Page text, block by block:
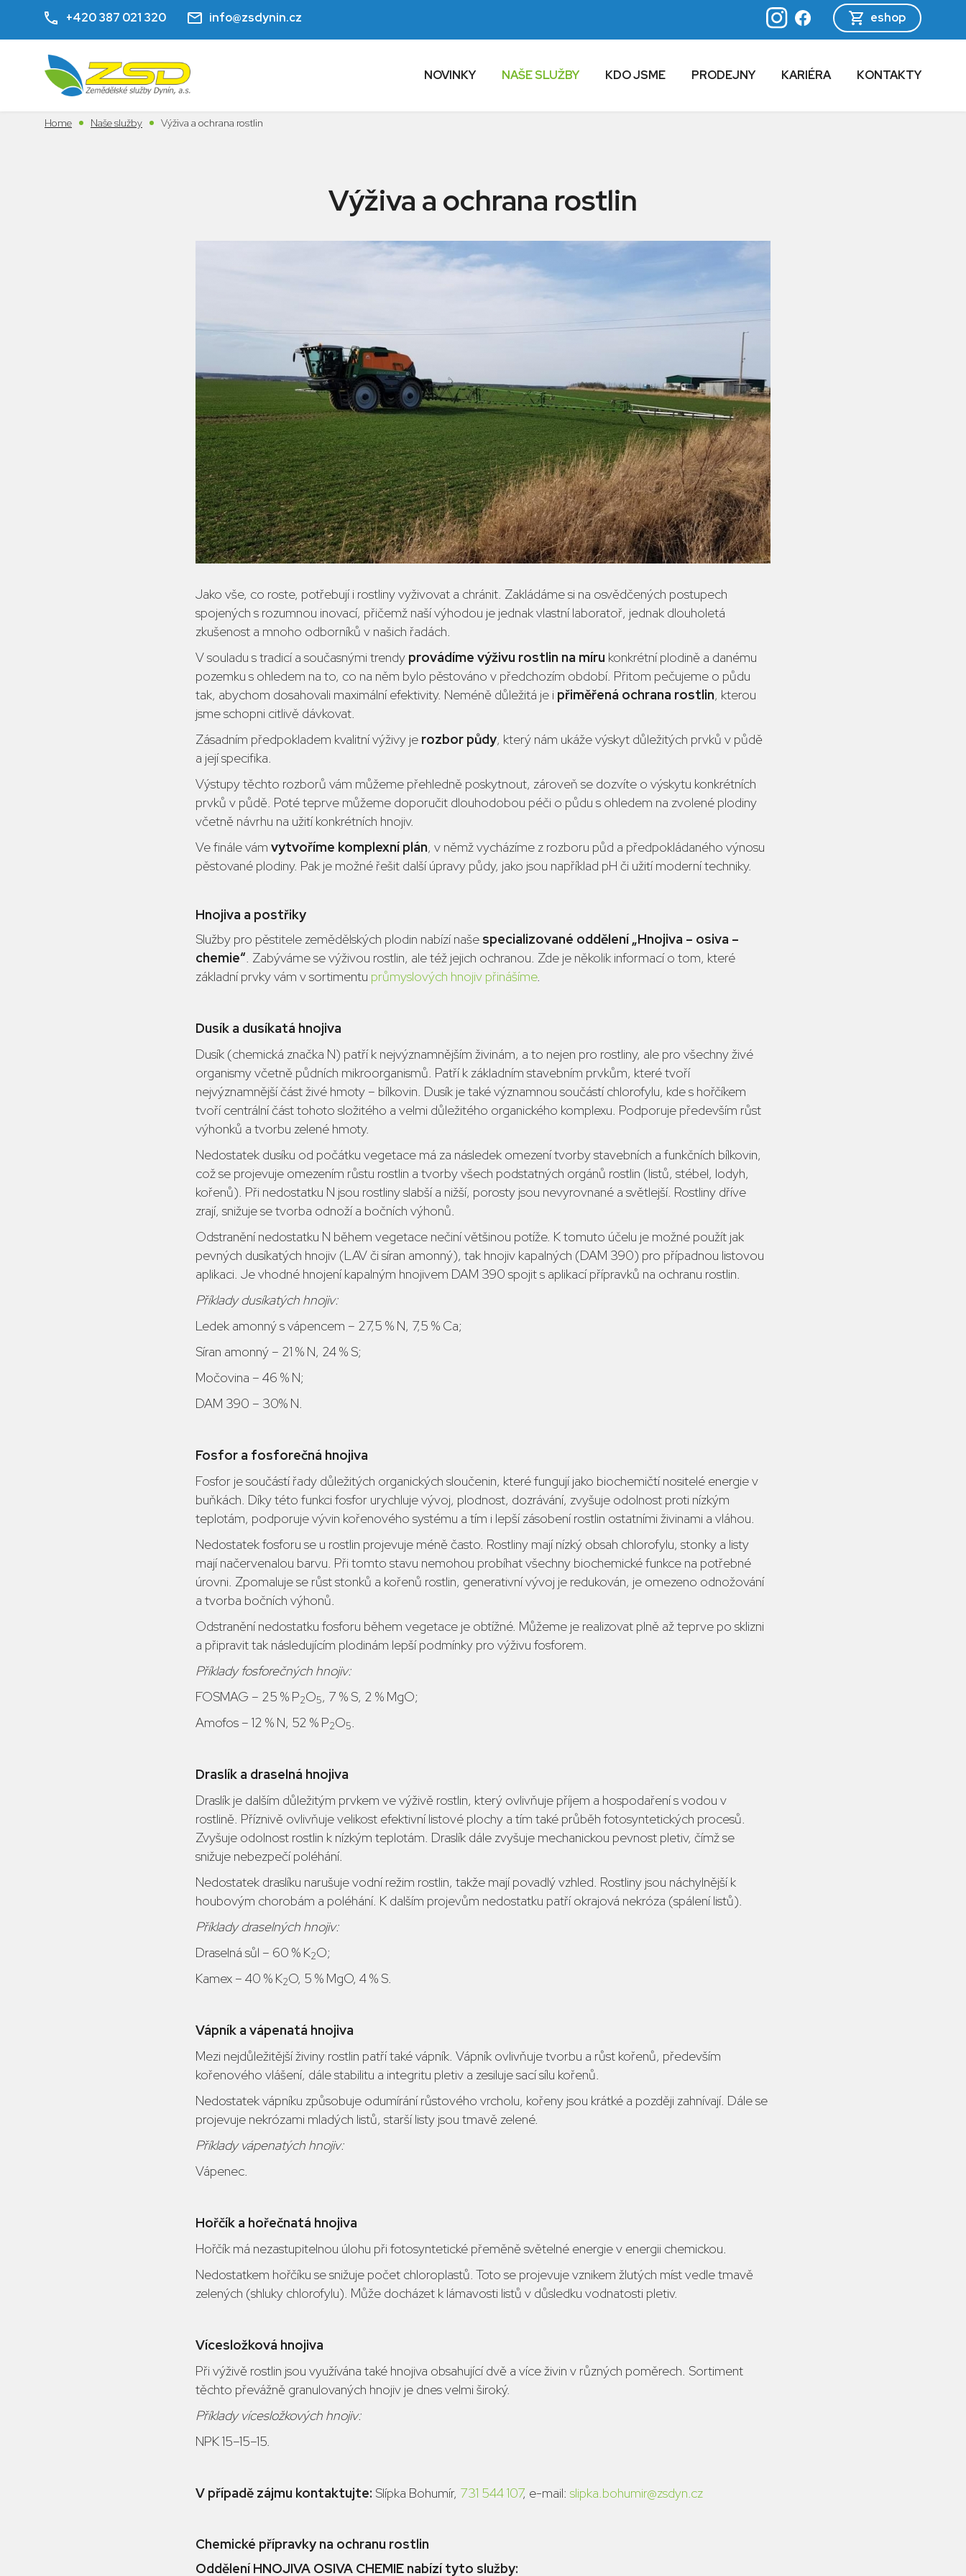
+420 387 021 320 info@zsdynin.cz eshop
NOVINKY NAŠE SLUŽBY KDO JSME PRODEJNY KARIÉRA KONTAKTY
Home Naše služby Výživa a ochrana rostlin
Výživa a ochrana rostlin
Jako vše, co roste, potřebují i rostliny vyživovat a chránit. Zakládáme si na osvědčených postupech
spojených s rozumnou inovací, přičemž naší výhodou je jednak vlastní laboratoř, jednak dlouholetá
zkušenost a mnoho odborníků v našich řadách.
V souladu s tradicí a současnými trendy provádíme výživu rostlin na míru konkrétní plodině a danému
pozemku s ohledem na to, co na něm bylo pěstováno v předchozím období. Přitom pečujeme o půdu
tak, abychom dosahovali maximální efektivity. Neméně důležitá je i přiměřená ochrana rostlin, kterou
jsme schopni citlivě dávkovat.
Zásadním předpokladem kvalitní výživy je rozbor půdy, který nám ukáže výskyt důležitých prvků v půdě
a její specifika.
Výstupy těchto rozborů vám můžeme přehledně poskytnout, zároveň se dozvíte o výskytu konkrétních
prvků v půdě. Poté teprve můžeme doporučit dlouhodobou péči o půdu s ohledem na zvolené plodiny
včetně návrhu na užití konkrétních hnojiv.
Ve finále vám vytvoříme komplexní plán, v němž vycházíme z rozboru půd a předpokládaného výnosu
pěstované plodiny. Pak je možné řešit další úpravy půdy, jako jsou například pH či užití moderní techniky.
Hnojiva a postřiky
Služby pro pěstitele zemědělských plodin nabízí naše specializované oddělení „Hnojiva – osiva –
chemie“. Zabýváme se výživou rostlin, ale též jejich ochranou. Zde je několik informací o tom, které
základní prvky vám v sortimentu průmyslových hnojiv přinášíme.
Dusík a dusíkatá hnojiva
Dusík (chemická značka N) patří k nejvýznamnějším živinám, a to nejen pro rostliny, ale pro všechny živé
organismy včetně půdních mikroorganismů. Patří k základním stavebním prvkům, které tvoří
nejvýznamnější část živé hmoty – bílkovin. Dusík je také významnou součástí chlorofylu, kde s hořčíkem
tvoří centrální část tohoto složitého a velmi důležitého organického komplexu. Podporuje především růst
výhonků a tvorbu zelené hmoty.
Nedostatek dusíku od počátku vegetace má za následek omezení tvorby stavebních a funkčních bílkovin,
což se projevuje omezením růstu rostlin a tvorby všech podstatných orgánů rostlin (listů, stébel, lodyh,
kořenů). Při nedostatku N jsou rostliny slabší a nižší, porosty jsou nevyrovnané a světlejší. Rostliny dříve
zrají, snižuje se tvorba odnoží a bočních výhonů.
Odstranění nedostatku N během vegetace nečiní většinou potíže. K tomuto účelu je možné použít jak
pevných dusíkatých hnojiv (LAV či síran amonný), tak hnojiv kapalných (DAM 390) pro případnou listovou
aplikaci. Je vhodné hnojení kapalným hnojivem DAM 390 spojit s aplikací přípravků na ochranu rostlin.
Příklady dusíkatých hnojiv:
Ledek amonný s vápencem – 27,5 % N, 7,5 % Ca;
Síran amonný – 21 % N, 24 % S;
Močovina – 46 % N;
DAM 390 – 30% N.
Fosfor a fosforečná hnojiva
Fosfor je součástí řady důležitých organických sloučenin, které fungují jako biochemičtí nositelé energie v
buňkách. Díky této funkci fosfor urychluje vývoj, plodnost, dozrávání, zvyšuje odolnost proti nízkým
teplotám, podporuje vývin kořenového systému a tím i lepší zásobení rostlin ostatními živinami a vláhou.
Nedostatek fosforu se u rostlin projevuje méně často. Rostliny mají nízký obsah chlorofylu, stonky a listy
mají načervenalou barvu. Při tomto stavu nemohou probíhat všechny biochemické funkce na potřebné
úrovni. Zpomaluje se růst stonků a kořenů rostlin, generativní vývoj je redukován, je omezeno odnožování
a tvorba bočních výhonů.
Odstranění nedostatku fosforu během vegetace je obtížné. Můžeme je realizovat plně až teprve po sklizni
a připravit tak následujícím plodinám lepší podmínky pro výživu fosforem.
Příklady fosforečných hnojiv:
FOSMAG – 25 % P2O5, 7 % S, 2 % MgO;
Amofos – 12 % N, 52 % P2O5.
Draslík a draselná hnojiva
Draslík je dalším důležitým prvkem ve výživě rostlin, který ovlivňuje příjem a hospodaření s vodou v
rostlině. Příznivě ovlivňuje velikost efektivní listové plochy a tím také průběh fotosyntetických procesů.
Zvyšuje odolnost rostlin k nízkým teplotám. Draslík dále zvyšuje mechanickou pevnost pletiv, čímž se
snižuje nebezpečí poléhání.
Nedostatek draslíku narušuje vodní režim rostlin, takže mají povadlý vzhled. Rostliny jsou náchylnější k
houbovým chorobám a poléhání. K dalším projevům nedostatku patří okrajová nekróza (spálení listů).
Příklady draselných hnojiv:
Draselná sůl – 60 % K2O;
Kamex – 40 % K2O, 5 % MgO, 4 % S.
Vápník a vápenatá hnojiva
Mezi nejdůležitější živiny rostlin patří také vápník. Vápník ovlivňuje tvorbu a růst kořenů, především
kořenového vlášení, dále stabilitu a integritu pletiv a zesiluje sací sílu kořenů.
Nedostatek vápníku způsobuje odumírání růstového vrcholu, kořeny jsou krátké a později zahnívají. Dále se
projevuje nekrózami mladých listů, starší listy jsou tmavě zelené.
Příklady vápenatých hnojiv:
Vápenec.
Hořčík a hořečnatá hnojiva
Hořčík má nezastupitelnou úlohu při fotosyntetické přeměně světelné energie v energii chemickou.
Nedostatkem hořčíku se snižuje počet chloroplastů. Toto se projevuje vznikem žlutých míst vedle tmavě
zelených (shluky chlorofylu). Může docházet k lámavosti listů v důsledku vodnatosti pletiv.
Vícesložková hnojiva
Při výživě rostlin jsou využívána také hnojiva obsahující dvě a více živin v různých poměrech. Sortiment
těchto převážně granulovaných hnojiv je dnes velmi široký.
Příklady vícesložkových hnojiv:
NPK 15–15–15.
V případě zájmu kontaktujte: Slípka Bohumír, 731 544 107, e-mail: slipka.bohumir@zsdyn.cz
Chemické přípravky na ochranu rostlin
Oddělení HNOJIVA OSIVA CHEMIE nabízí tyto služby: